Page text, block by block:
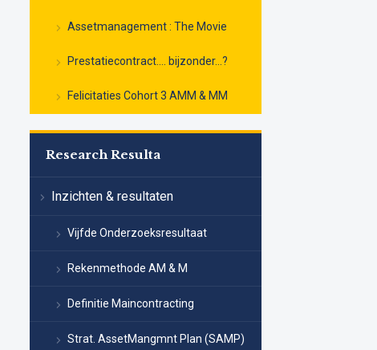
Assetmanagement : The Movie
Prestatiecontract…. bijzonder…?
Felicitaties Cohort 3 AMM & MM
Research Resulta
Inzichten & resultaten
Vijfde Onderzoeksresultaat
Rekenmethode AM & M
Definitie Maincontracting
Strat. AssetMangmnt Plan (SAMP)